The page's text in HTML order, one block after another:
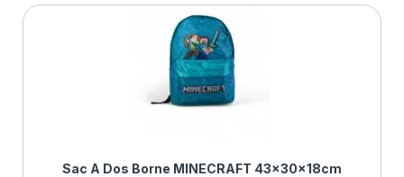
Sac À Dos Borne MINECRAFT 43x30x18cm